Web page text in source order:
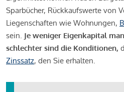
Sparbücher, Rückkaufswerte von
Liegenschaften wie Wohnungen,
sein. Je weniger Eigenkapital
schlechter sind die Konditionen,
Zinssatz, den Sie erhalten.